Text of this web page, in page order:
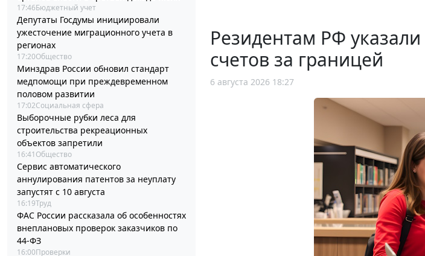
17:46Бюджетный учет
Депутаты Госдумы инициировали
ужесточение миграционного учета в
регионах
17:20Общество
Минздрав России обновил стандарт
медпомощи при преждевременном
половом развитии
17:02Социальная сфера
Выборочные рубки леса для
строительства рекреационных
объектов запретили
16:41 Общество
Сервис автоматического
аннулирования патентов за неуплату
запустят с 10 августа
16:19Труд
ФАС России рассказала об особенностях
внеплановых проверок заказчиков по
44-ФЗ
16:00Проверки
Резидентам РФ
счетов за границей
6 августа 2026 18:27